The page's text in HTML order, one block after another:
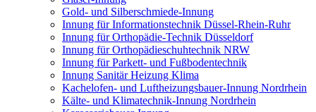
Gold- und Silberschmiede-Innung
Innung für Informationstechnik Düssel-Rhein-Ruhr
Innung für Orthopädie-Technik Düsseldorf
Innung für Orthopädieschuhtechnik NRW
Innung für Parkett- und Fußbodentechnik
Innung Sanitär Heizung Klima
Kachelofen- und Luftheizungsbauer-Innung Nordrhein
Kälte- und Klimatechnik-Innung Nordrhein